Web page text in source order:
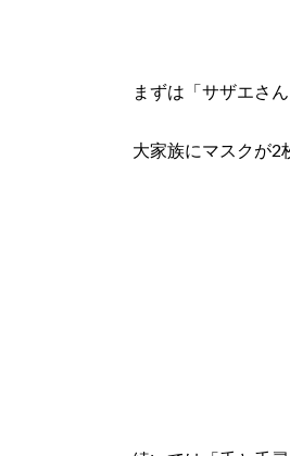
まずは「サザエさん
大家族にマスクが2